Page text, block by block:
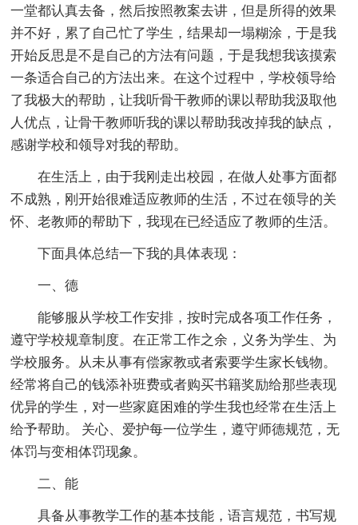
一堂都认真去备，然后按照教案去讲，但是所得的效果
并不好，累了自己忙了学生，结果却一塌糊涂，于是我
开始反思是不是自己的方法有问题，于是我想我该摸索
一条适合自己的方法出来。在这个过程中，学校领导给
了我极大的帮助，让我听骨干教师的课以帮助我汲取他
人优点，让骨干教师听我的课以帮助我改掉我的缺点，
感谢学校和领导对我的帮助。
在生活上，由于我刚走出校园，在做人处事方面都
不成熟，刚开始很难适应教师的生活，不过在领导的关
怀、老教师的帮助下，我现在已经适应了教师的生活。
下面具体总结一下我的具体表现：
一、德
能够服从学校工作安排，按时完成各项工作任务，
遵守学校规章制度。在正常工作之余，义务为学生、为
学校服务。从未从事有偿家教或者索要学生家长钱物。
经常将自己的钱添补班费或者购买书籍奖励给那些表现
优异的学生，对一些家庭困难的学生我也经常在生活上
给予帮助。 关心、爱护每一位学生，遵守师德规范，无
体罚与变相体罚现象。
二、能
具备从事教学工作的基本技能，语言规范，书写规